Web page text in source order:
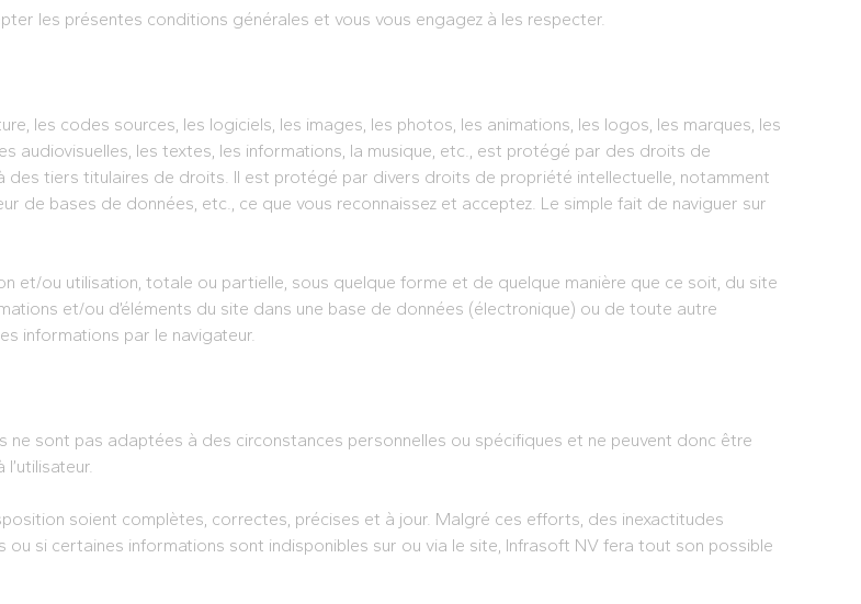
les présentes conditions générales et vous vous engagez à les respecter.
les codes sources, les logiciels, les images, les photos, les animations, les logos, les marques, les
audiovisuelles, les textes, les informations, la musique, etc., est protégé par des droits de
tiers titulaires de droits. Il est protégé par divers droits de propriété intellectuelle, notamment
de bases de données, etc., ce que vous reconnaissez et acceptez. Le simple fait de naviguer sur
et/ou utilisation, totale ou partielle, sous quelque forme et de quelque manière que ce soit, du site
et/ou d’éléments du site dans une base de données (électronique) ou de toute autre
informations par le navigateur.
sont pas adaptées à des circonstances personnelles ou spécifiques et ne peuvent donc être
soient complètes, correctes, précises et à jour. Malgré ces efforts, des inexactitudes
si certaines informations sont indisponibles sur ou via le site, Infrasoft NV fera tout son possible